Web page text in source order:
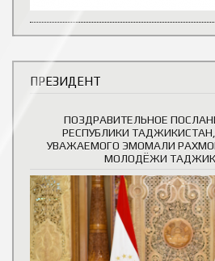
ПРЕЗИДЕНТ
ПОЗДРАВИТЕЛЬНОЕ
РЕСПУБЛИКИ
УВАЖАЕМОГО ЭМОМАЛИ
МОЛОДЁЖИ